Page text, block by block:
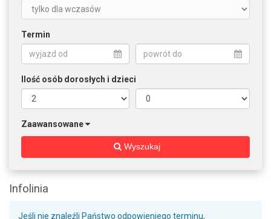
Termin
wyjazd od
powrót do
Ilość osób dorosłych i dzieci
Zaawansowane
Wyszukaj
Infolinia
Jeśli nie znaleźli Państwo odpowieniego terminu,